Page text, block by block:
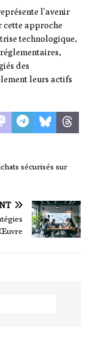
l’avenir
cette approche
technologique,
des
leurs actifs
sécurisés sur